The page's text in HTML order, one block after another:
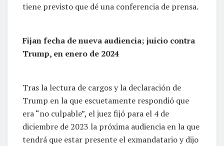
tiene previsto que dé una conferencia de prensa.
Fijan fecha de nueva audiencia; juicio contra
Trump, en enero de 2024
Tras la lectura de cargos y la declaración de
Trump en la que escuetamente respondió que
era “no culpable”, el juez fijó para el 4 de
diciembre de 2023 la próxima audiencia en la que
tendrá que estar presente el exmandatario y dijo